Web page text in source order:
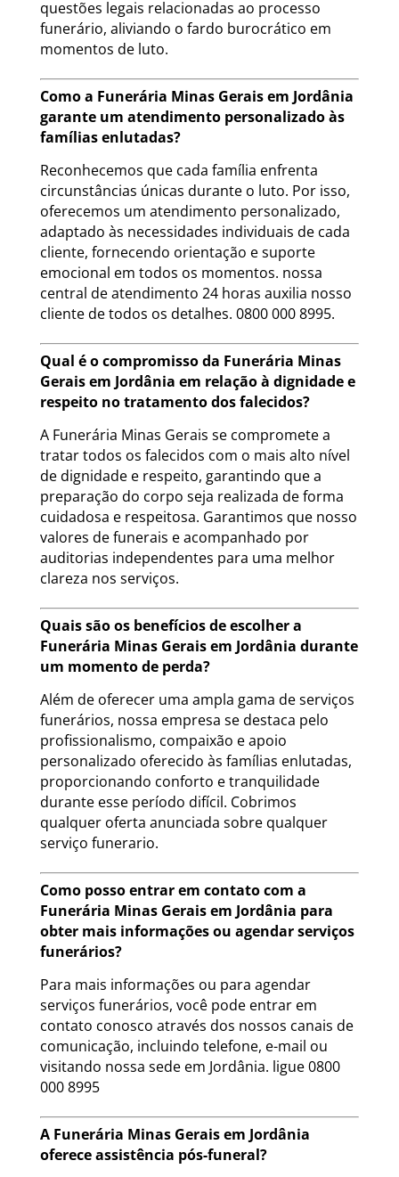
questões legais relacionadas ao processo
funerário, aliviando o fardo burocrático em
momentos de luto.
Como a Funerária Minas Gerais em Jordânia
garante um atendimento personalizado às
famílias enlutadas?
Reconhecemos que cada família enfrenta
circunstâncias únicas durante o luto. Por isso,
oferecemos um atendimento personalizado,
adaptado às necessidades individuais de cada
cliente, fornecendo orientação e suporte
emocional em todos os momentos. nossa
central de atendimento 24 horas auxilia nosso
cliente de todos os detalhes. 0800 000 8995.
Qual é o compromisso da Funerária Minas
Gerais em Jordânia em relação à dignidade e
respeito no tratamento dos falecidos?
A Funerária Minas Gerais se compromete a
tratar todos os falecidos com o mais alto nível
de dignidade e respeito, garantindo que a
preparação do corpo seja realizada de forma
cuidadosa e respeitosa. Garantimos que nosso
valores de funerais e acompanhado por
auditorias independentes para uma melhor
clareza nos serviços.
Quais são os benefícios de escolher a
Funerária Minas Gerais em Jordânia durante
um momento de perda?
Além de oferecer uma ampla gama de serviços
funerários, nossa empresa se destaca pelo
profissionalismo, compaixão e apoio
personalizado oferecido às famílias enlutadas,
proporcionando conforto e tranquilidade
durante esse período difícil. Cobrimos
qualquer oferta anunciada sobre qualquer
serviço funerario.
Como posso entrar em contato com a
Funerária Minas Gerais em Jordânia para
obter mais informações ou agendar serviços
funerários?
Para mais informações ou para agendar
serviços funerários, você pode entrar em
contato conosco através dos nossos canais de
comunicação, incluindo telefone, e-mail ou
visitando nossa sede em Jordânia. ligue 0800
000 8995
A Funerária Minas Gerais em Jordânia
oferece assistência pós-funeral?